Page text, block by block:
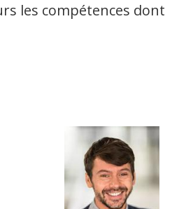
les compétences dont